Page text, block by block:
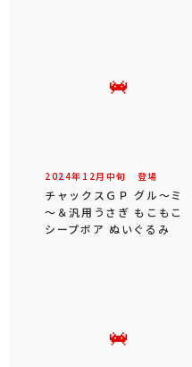
2024年 12 月 中旬 登場
チャックスＧＰ グル～ミ
～＆汎用うさぎ もこもこ
シープボア ぬいぐるみ